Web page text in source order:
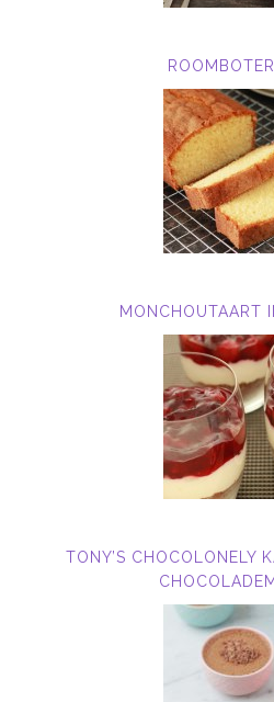
MONCHOUTAART
TONY’S CHOCOLONELY